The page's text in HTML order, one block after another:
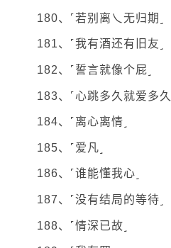
180、˹若别离乀无归期˼
181、˹我有酒还有旧友˼
182、˹誓言就像个屁˼
183、˹心跳多久就爱多久˼
184、˹离心离情˼
185、˹爱凡˼
186、˹谁能懂我心˼
187、˹没有结局的等待˼
188、˹情深已故˼